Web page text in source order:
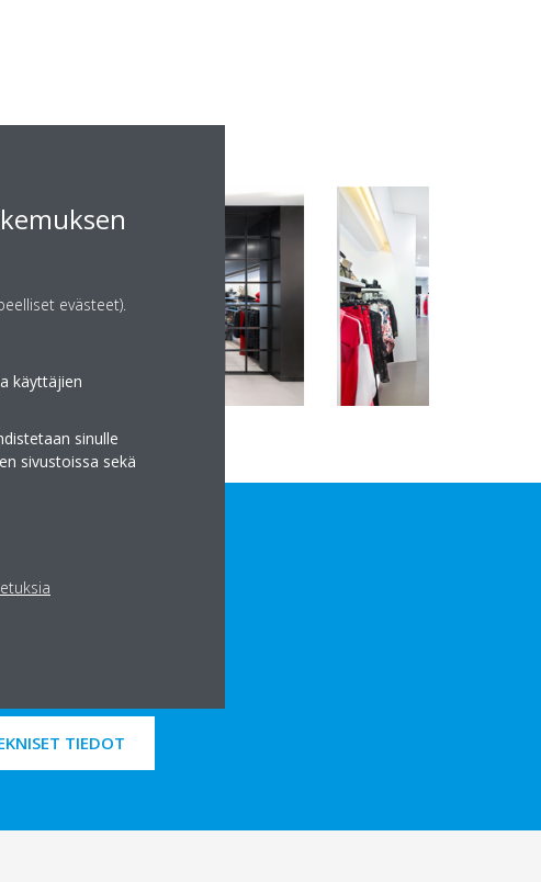
TIEDOT
evästeet).
käyttäjien
sinulle
sivustoissa sekä